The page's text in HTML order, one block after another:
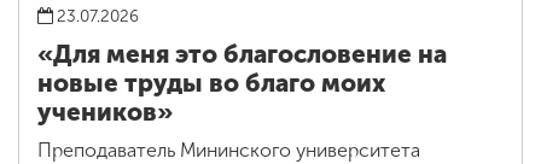
23.07.2026
«Для меня это благословение на
новые труды во благо моих
учеников»
Преподаватель Мининского университета